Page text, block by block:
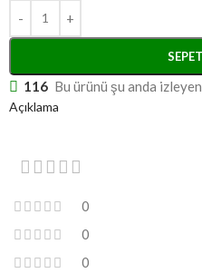
116 Bu ürünü şu anda
Açıklama
0
0
0